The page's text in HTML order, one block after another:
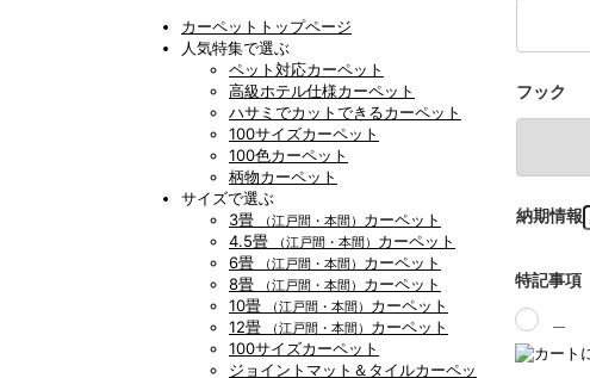
カーペットトップページ
人気特集で選ぶ
ペット対応カーペット
高級ホテル仕様カーペット
ハサミでカットできるカーペット
100サイズカーペット
100色カーペット
柄物カーペット
サイズで選ぶ
3畳
（江戸間・本間） カーペット
4.5畳
（江戸間・本間） カーペット
6畳
（江戸間・本間） カーペット
8畳
（江戸間・本間） カーペット
10畳
（江戸間・本間） カーペット
12畳
（江戸間・本間） カーペット
100サイズカーペット
ジョイントマット＆タイルカーペッ
フック
納期情報
特記事項